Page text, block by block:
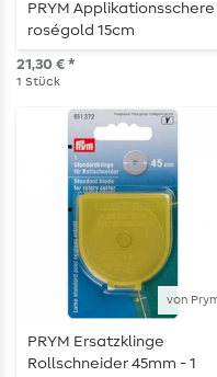
PRYM Applikationsschere
roségold 15cm
21,30 € *
1 Stück
von
PRYM Ersatzklinge
Rollschneider 45mm - 1